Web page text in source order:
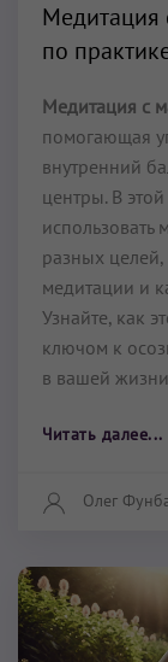
Медитация
по
Медитация с
помогающая
внутренний
центры. В
использовать
разных
медитации и
Узнайте, как
ключом к
в вашей
Читать далее...
Олег